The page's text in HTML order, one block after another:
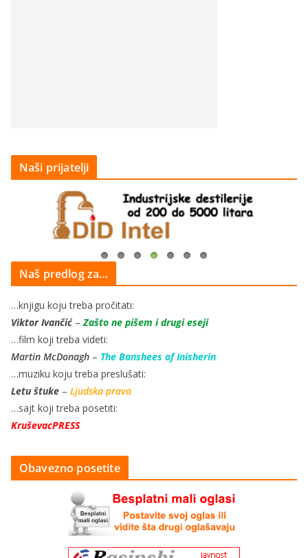
Naši prijatelji
Naš predlog za…
…knjigu koju treba pročitati:
Viktor Ivančić–Zašto ne pišem i drugi eseji
…film koji treba videti:
Martin McDonagh – The Banshees of Inisherin
…muziku koju treba preslušati:
Letu štuke – Ljudska prava
…sajt koji treba posetiti:
KruševacPRESS
Obavezno posetite